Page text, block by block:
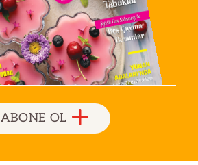
ABONE OL